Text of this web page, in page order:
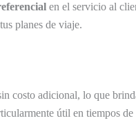
en el servicio al
planes de viaje.
costo adicional, lo que
útil en tiempos de